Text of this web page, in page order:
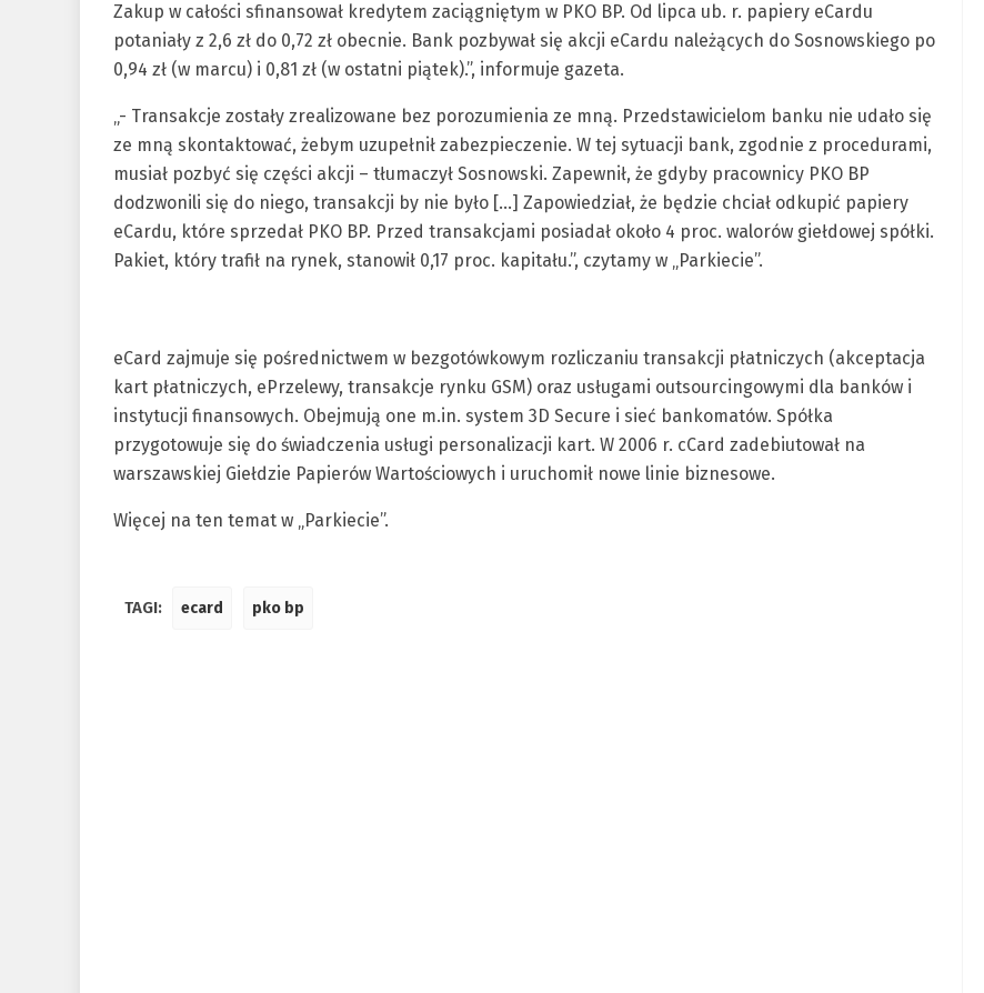
Zakup w całości sfinansował kredytem zaciągniętym w PKO BP. Od lipca ub. r. papiery eCardu
potaniały z 2,6 zł do 0,72 zł obecnie. Bank pozbywał się akcji eCardu należących do Sosnowskiego po
0,94 zł (w marcu) i 0,81 zł (w ostatni piątek).”, informuje gazeta.
„- Transakcje zostały zrealizowane bez porozumienia ze mną. Przedstawicielom banku nie udało się
ze mną skontaktować, żebym uzupełnił zabezpieczenie. W tej sytuacji bank, zgodnie z procedurami,
musiał pozbyć się części akcji – tłumaczył Sosnowski. Zapewnił, że gdyby pracownicy PKO BP
dodzwonili się do niego, transakcji by nie było […] Zapowiedział, że będzie chciał odkupić papiery
eCardu, które sprzedał PKO BP. Przed transakcjami posiadał około 4 proc. walorów giełdowej spółki.
Pakiet, który trafił na rynek, stanowił 0,17 proc. kapitału.”, czytamy w „Parkiecie”.
eCard zajmuje się pośrednictwem w bezgotówkowym rozliczaniu transakcji płatniczych (akceptacja
kart płatniczych, ePrzelewy, transakcje rynku GSM) oraz usługami outsourcingowymi dla banków i
instytucji finansowych. Obejmują one m.in. system 3D Secure i sieć bankomatów. Spółka
przygotowuje się do świadczenia usługi personalizacji kart. W 2006 r. cCard zadebiutował na
warszawskiej Giełdzie Papierów Wartościowych i uruchomił nowe linie biznesowe.
Więcej na ten temat w „Parkiecie”.
TAGI: ecard pko bp